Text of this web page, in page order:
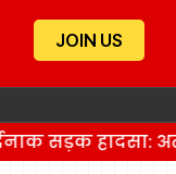
JOIN US
सड़क हादसा: